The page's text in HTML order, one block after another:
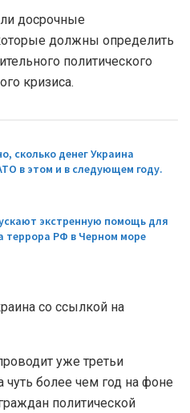
досрочные
должны определить
политического
кризиса.
сколько денег Украина
в этом и в следующем году.
экстренную помощь для
террора РФ в Черном море
со ссылкой на
уже третьи
более чем год на фоне
политической